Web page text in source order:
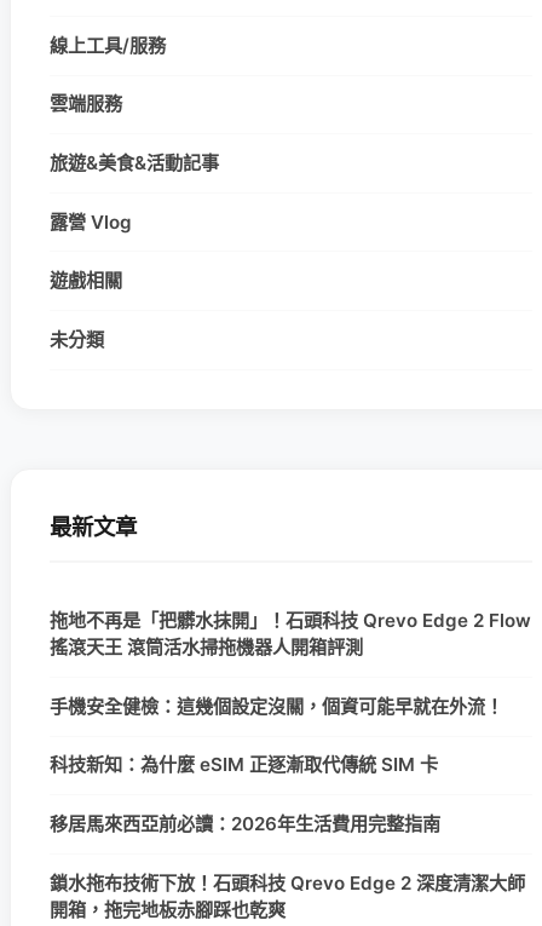
線上工具/服務
雲端服務
旅遊&美食&活動記事
露營 Vlog
遊戲相關
未分類
最新文章
拖地不再是「把髒水抹開」！石頭科技 Qrevo Edge 2 Flow
搖滾天王 滾筒活水掃拖機器人開箱評測
手機安全健檢：這幾個設定沒關，個資可能早就在外流！
科技新知：為什麼 eSIM 正逐漸取代傳統 SIM 卡
移居馬來西亞前必讀：2026年生活費用完整指南
鎖水拖布技術下放！石頭科技 Qrevo Edge 2 深度清潔大師
開箱，拖完地板赤腳踩也乾爽